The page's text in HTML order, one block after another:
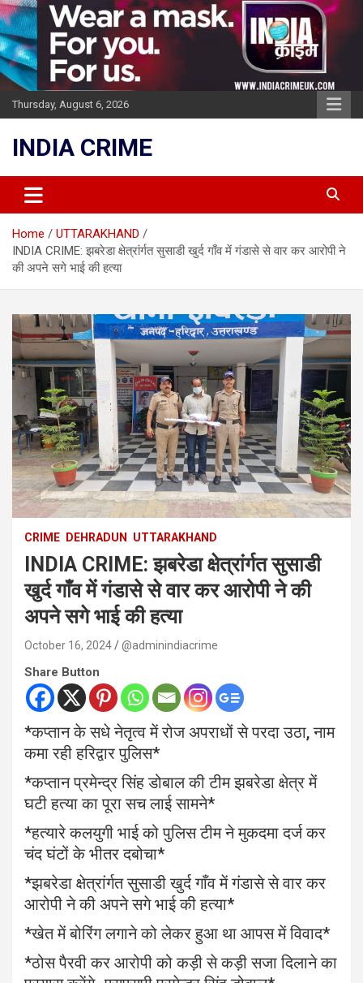
Skip
to
content
Thursday, August 6, 2026
INDIA CRIME
Home
UTTARAKHAND
INDIA CRIME: झबरेडा क्षेत्रांर्गत सुसाडी खुर्द गाँव में गंडासे से वार कर आरोपी ने
की अपने सगे भाई की हत्या
CRIME DEHRADUN UTTARAKHAND
INDIA CRIME: झबरेडा क्षेत्रांर्गत सुसाडी
खुर्द गाँव में गंडासे से वार कर आरोपी ने की
अपने सगे भाई की हत्या
October 16, 2024 @adminindiacrime
Share Button
*कप्तान के सधे नेतृत्व में रोज अपराधों से परदा उठा, नाम
कमा रही हरिद्वार पुलिस*
*कप्तान प्रमेन्द्र सिंह डोबाल की टीम झबरेडा क्षेत्र में
घटी हत्या का पूरा सच लाई सामने*
*हत्यारे कलयुगी भाई को पुलिस टीम ने मुकदमा दर्ज कर
चंद घंटों के भीतर दबोचा*
*झबरेडा क्षेत्रांर्गत सुसाडी खुर्द गाँव में गंडासे से वार कर
आरोपी ने की अपने सगे भाई की हत्या*
*खेत में बोरिंग लगाने को लेकर हुआ था आपस में विवाद*
*ठोस पैरवी कर आरोपी को कड़ी से कड़ी सजा दिलाने का